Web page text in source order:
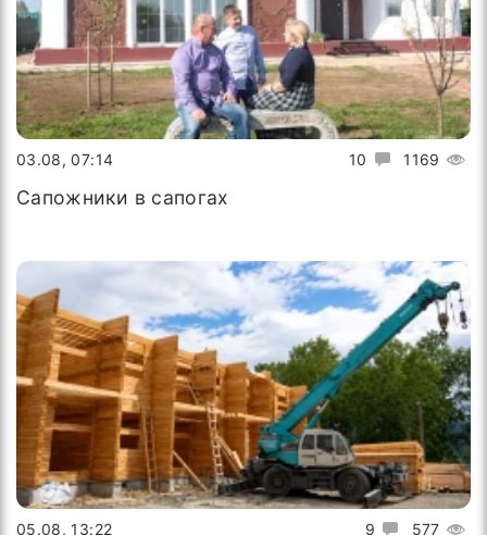
10 1169
03.08, 07:14
Сапожники в сапогах
9 577
05.08, 13:22